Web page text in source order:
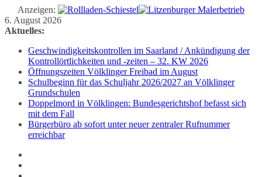
Anzeigen:
Zum
Inhalt
6. August 2026
Aktuelles:
Geschwindigkeitskontrollen im Saarland / Ankündigung der
Kontrollörtlichkeiten und -zeiten – 32. KW 2026
Öffnungszeiten Völklinger Freibad im August
Schulbeginn für das Schuljahr 2026/2027 an Völklinger
Grundschulen
Doppelmord in Völklingen: Bundesgerichtshof befasst sich
mit dem Fall
Bürgerbüro ab sofort unter neuer zentraler Rufnummer
erreichbar